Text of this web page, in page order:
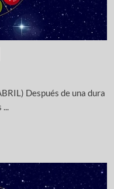
Después de una dura